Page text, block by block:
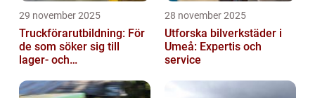
29 november 2025
Truckförarutbildning: För
de som söker sig till
lager- och
28 november 2025
Utforska bilverkstäder i
Umeå: Expertis och
service